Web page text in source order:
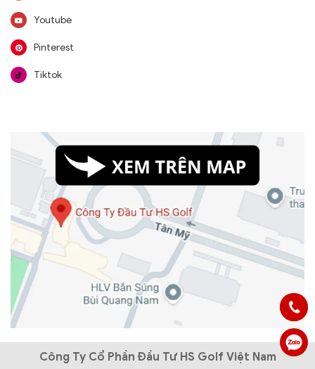
Youtube
Pinterest
Tiktok
Công Ty Cổ Phần Đầu Tư HS Golf Việt Nam